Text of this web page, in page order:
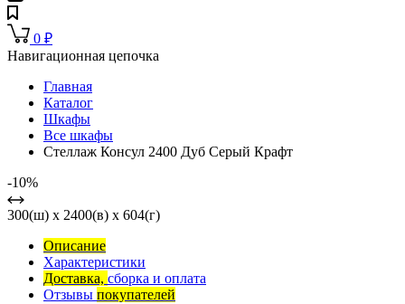
0 ₽
Навигационная цепочка
Главная
Каталог
Шкафы
Все шкафы
Стеллаж Консул 2400 Дуб Серый Крафт
-10%
300(ш) x 2400(в) x 604(г)
Описание
Характеристики
Доставка, сборка и оплата
Отзывы покупателей